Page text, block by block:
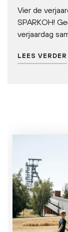
Vier de
SPARKOH!
verjaardag
LEES VERDER